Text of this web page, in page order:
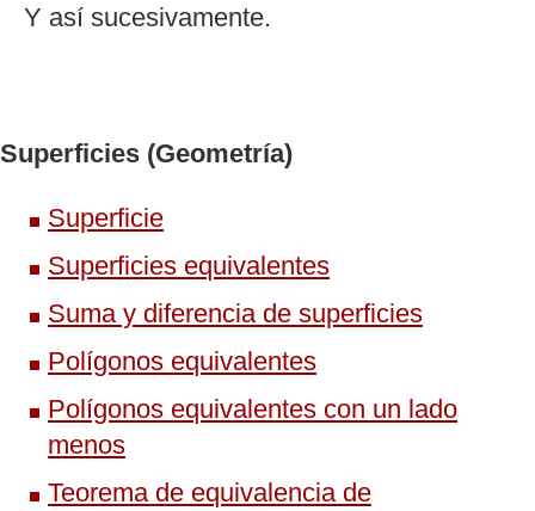
Y así sucesivamente.
Superficies (Geometría)
Superficie
Superficies equivalentes
Suma y diferencia de superficies
Polígonos equivalentes
Polígonos equivalentes con un lado
menos
Teorema de equivalencia de